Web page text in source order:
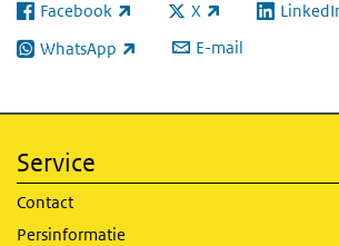
Facebook
(externe link) X
(externe link)(externe
WhatsApp
(externe link) E-mail
Service
Contact
Persinformatie